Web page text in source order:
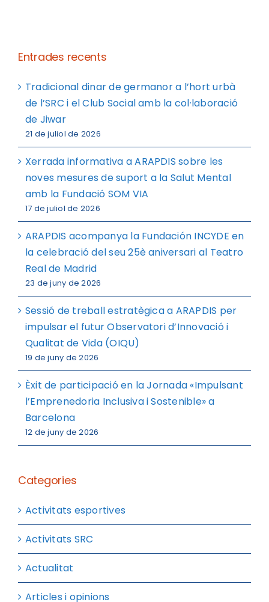
Entrades recents
Tradicional dinar de germanor a l’hort urbà
de l’SRC i el Club Social amb la col·laboració
de Jiwar
21 de juliol de 2026
Xerrada informativa a ARAPDIS sobre les
noves mesures de suport a la Salut Mental
amb la Fundació SOM VIA
17 de juliol de 2026
ARAPDIS acompanya la Fundación INCYDE en
la celebració del seu 25è aniversari al Teatro
Real de Madrid
23 de juny de 2026
Sessió de treball estratègica a ARAPDIS per
impulsar el futur Observatori d’Innovació i
Qualitat de Vida (OIQU)
19 de juny de 2026
Èxit de participació en la Jornada «Impulsant
l’Emprenedoria Inclusiva i Sostenible» a
Barcelona
12 de juny de 2026
Categories
Activitats esportives
Activitats SRC
Actualitat
Articles i opinions